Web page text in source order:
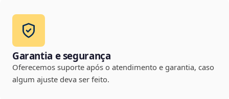
Garantia e segurança
Oferecemos suporte após o atendimento e garantia, caso
algum ajuste deva ser feito.